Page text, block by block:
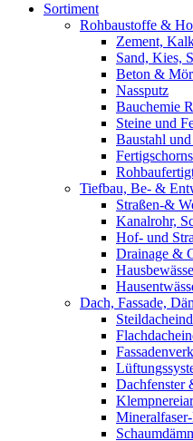
Sortiment
Rohbaustoffe &
Zement,
Sand, Kies,
Beton &
Nassputz
Bauchemie
Steine und
Baustahl
Tiefbau, Be- &
Straßen-&
Kanalrohr,
Hof- und
Drainage &
Dach, Fassade,
Dachfenster